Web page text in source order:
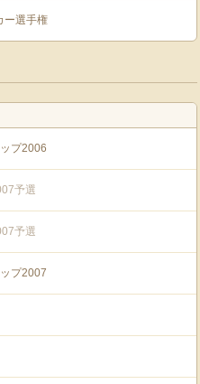
ー選手権
プ2006
予選
予選
プ2007